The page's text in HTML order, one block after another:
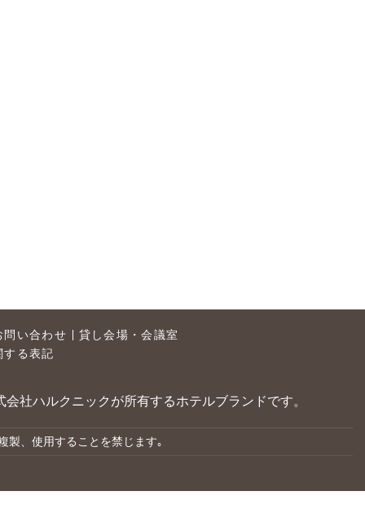
問い合わせ
貸し会場・会議室
する表記
社ハルクニックが所有するホテルブランドです。
製、使用することを禁じます｡